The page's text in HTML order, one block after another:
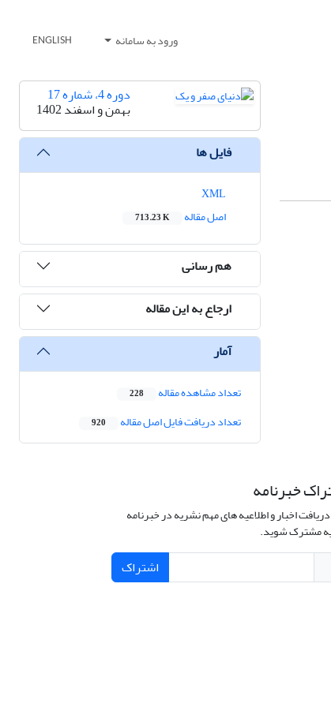
ورود به سامانه ENGLISH
دوره 4، شماره 17
بهمن و اسفند 1402
فایل ها
اصل مقاله
713.23 K
هم رسانی
ارجاع به این مقاله
آمار
تعداد مشاهده مقاله 228
تعداد دریافت فایل اصل مقاله 920
خبرنامه
اخبار و اطلاعیه های مهم نشریه در خبرنامه
مشترک شوید.
اشتراک